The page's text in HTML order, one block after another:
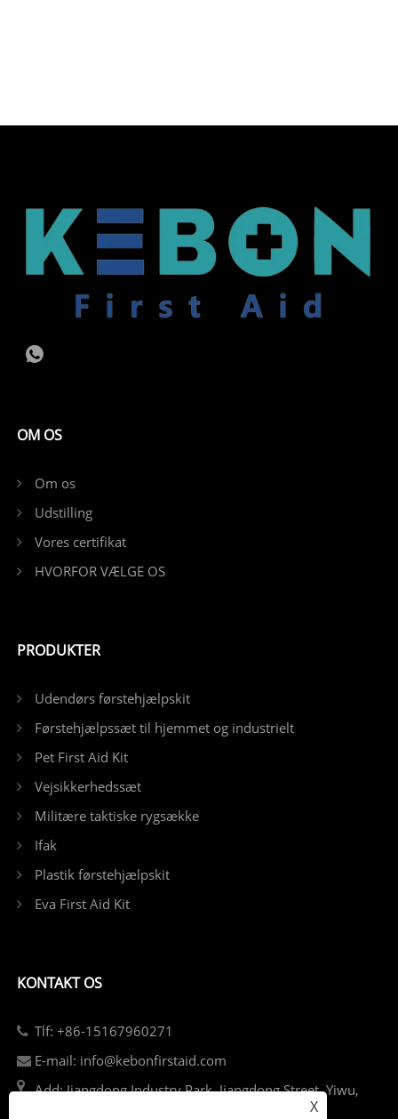
OM OS
Om os
Udstilling
Vores certifikat
HVORFOR VÆLGE OS
PRODUKTER
Udendørs førstehjælpskit
Førstehjælpssæt til hjemmet og industrielt
Pet First Aid Kit
Vejsikkerhedssæt
Militære taktiske rygsække
Ifak
Plastik førstehjælpskit
Eva First Aid Kit
KONTAKT OS
Tlf: +86-15167960271
E-mail: info@kebonfirstaid.com
Add: Jiangdong Industry Park, Jiangdong Street, Yiwu,
X